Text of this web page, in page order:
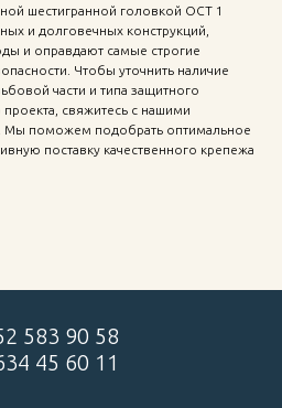
шестигранной головкой ОСТ 1
и долговечных конструкций,
и оправдают самые строгие
Чтобы уточнить наличие
части и типа защитного
свяжитесь с нашими
Мы поможем подобрать оптимальное
поставку качественного крепежа
583 90 58
45 60 11